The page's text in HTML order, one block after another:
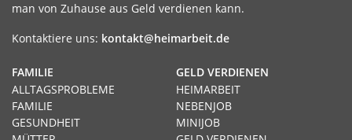
man von Zuhause aus Geld verdienen kann.
Kontaktiere uns: kontakt@heimarbeit.de
GELD VERDIENEN
HEIMARBEIT
NEBENJOB
MINIJOB
FAMILIE
ALLTAGSPROBLEME
FAMILIE
GESUNDHEIT